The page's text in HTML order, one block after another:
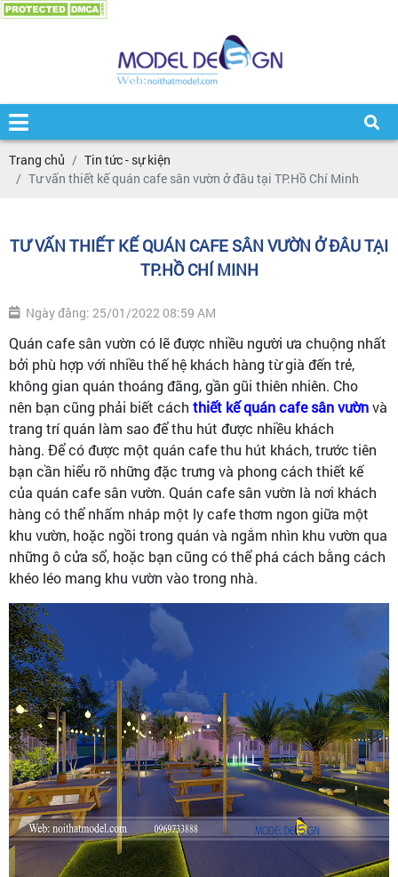
Trang chủ
Tin tức - sự kiện
Tư vấn thiết kế quán cafe sân vườn ở đâu tại TP.Hồ Chí Minh
TƯ VẤN THIẾT KẾ QUÁN CAFE SÂN VƯỜN Ở ĐÂU TẠI
TP.HỒ CHÍ MINH
Ngày đăng: 25/01/2022 08:59 AM
Quán cafe sân vườn có lẽ được nhiều người ưa chuộng nhất
bởi phù hợp với nhiều thế hệ khách hàng từ già đến trẻ,
không gian quán thoáng đãng, gần gũi thiên nhiên. Cho
nên bạn cũng phải biết cách thiết kế quán cafe sân vườnvà
trang trí quán làm sao để thu hút được nhiều khách
hàng. Để có được một quán cafe thu hút khách, trước tiên
bạn cần hiểu rõ những đặc trưng và phong cách thiết kế
của quán cafe sân vườn. Quán cafe sân vườn là nơi khách
hàng có thể nhấm nháp một ly cafe thơm ngon giữa một
khu vườn, hoặc ngồi trong quán và ngắm nhìn khu vườn qua
những ô cửa sổ, hoặc bạn cũng có thể phá cách bằng cách
khéo léo mang khu vườn vào trong nhà.